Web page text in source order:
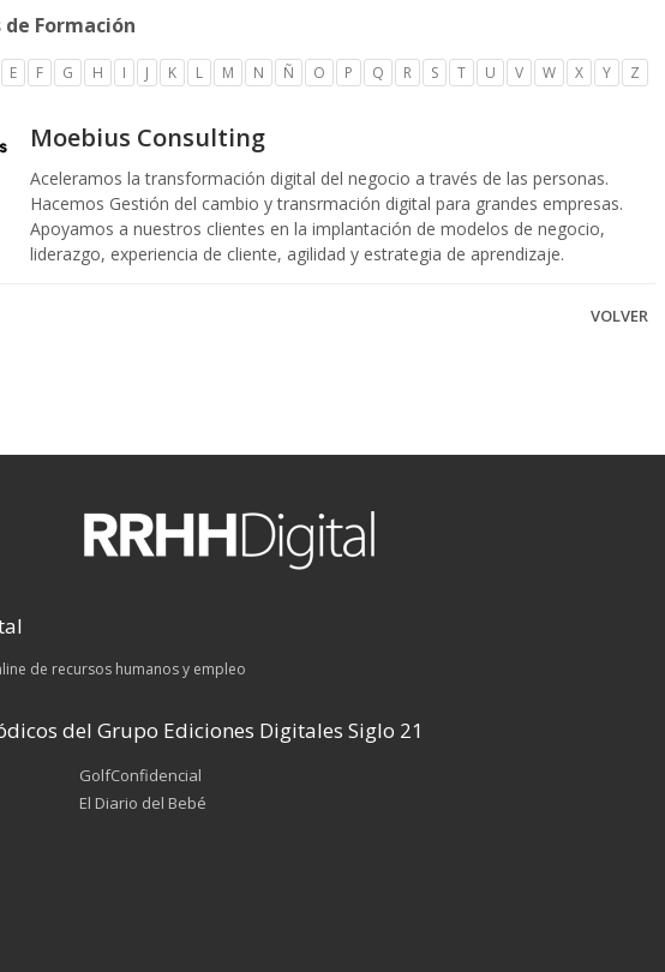
Formación
E F G H I J K L M N Ñ O P Q R S T U V W X Y Z
Moebius Consulting
Aceleramos la transformación digital del negocio a través de las personas.
Hacemos Gestión del cambio y transrmación digital para grandes empresas.
Apoyamos a nuestros clientes en la implantación de modelos de negocio,
liderazgo, experiencia de cliente, agilidad y estrategia de aprendizaje.
VOLVER
de recursos humanos y empleo
del Grupo Ediciones Digitales Siglo 21
GolfConfidencial
El Diario del Bebé